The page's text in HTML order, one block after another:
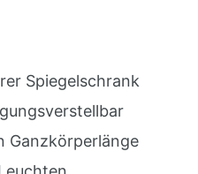
Spiegelschrank
Ganzkörperlänge